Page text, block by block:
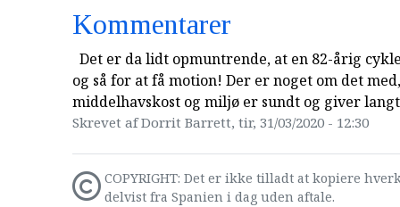
Kommentarer
Det er da lidt opmuntrende, at en 82-årig
og så for at få motion! Der er noget om det
middelhavskost og miljø er sundt og giver
Skrevet af Dorrit Barrett, tir, 31/03/2020 - 12:30
COPYRIGHT: Det er ikke tilladt at kopiere
delvist fra Spanien i dag uden aftale.